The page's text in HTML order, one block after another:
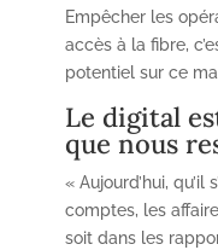
Empêcher les
accès à la fibre,
potentiel sur ce
Le digital
que nous
« Aujourd’hui, qu’il
comptes, les
soit dans les